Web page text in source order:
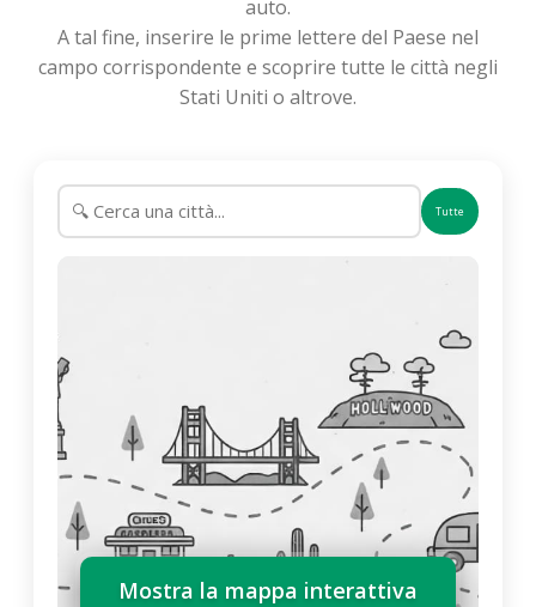
auto.
A tal fine, inserire le prime lettere del Paese nel
campo corrispondente e scoprire tutte le città negli
Stati Uniti o altrove.
Tutte
Mostra la mappa interattiva